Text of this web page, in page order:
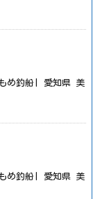
め釣船| 愛知県 美
め釣船| 愛知県 美